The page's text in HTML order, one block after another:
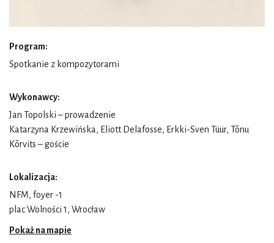
Program:
Spotkanie z kompozytorami
Wykonawcy:
Jan Topolski – prowadzenie
Katarzyna Krzewińska, Eliott Delafosse, Erkki-Sven Tüür, Tõnu
Kõrvits – goście
Lokalizacja:
NFM, foyer -1
plac Wolności 1, Wrocław
Pokaż na mapie